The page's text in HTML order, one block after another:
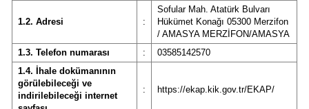
1.2. Adresi :
Sofular Mah. Atatürk Bulvarı
Hükümet Konağı 05300 Merzifon
/ AMASYA MERZİFON/AMASYA
1.3. Telefon numarası
:
03585142570
1.4. İhale dokümanının
görülebileceği ve
indirilebileceği internet
: https://ekap.kik.gov.tr/EKAP/